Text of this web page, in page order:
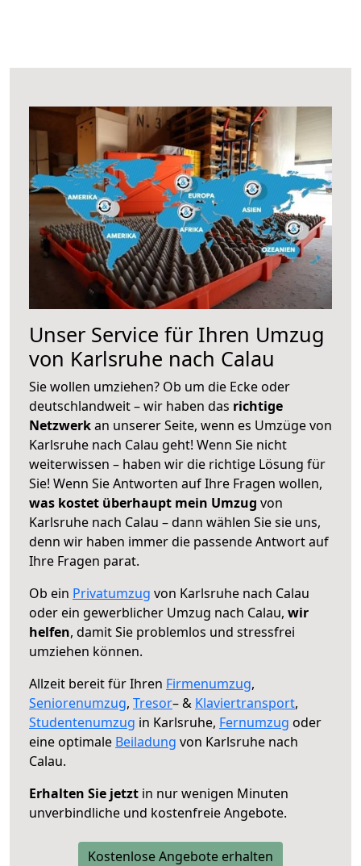
Unser Service für Ihren Umzug
von Karlsruhe nach Calau
Sie wollen umziehen? Ob um die Ecke oder
deutschlandweit – wir haben das richtige
Netzwerkan unserer Seite, wenn es Umzüge von
Karlsruhe nach Calau geht! Wenn Sie nicht
weiterwissen – haben wir die richtige Lösung für
Sie! Wenn Sie Antworten auf Ihre Fragen wollen,
was kostet überhaupt mein Umzug von
Karlsruhe nach Calau – dann wählen Sie sie uns,
denn wir haben immer die passende Antwort auf
Ihre Fragen parat.
Ob ein Privatumzug von Karlsruhe nach Calau
oder ein gewerblicher Umzug nach Calau, wir
helfen, damit Sie problemlos und stressfrei
umziehen können.
Allzeit bereit für Ihren Firmenumzug,
Seniorenumzug, Tresor– & Klaviertransport,
Studentenumzug in Karlsruhe, Fernumzug oder
eine optimale Beiladung von Karlsruhe nach
Calau.
Erhalten Sie jetzt in nur wenigen Minuten
unverbindliche und kostenfreie Angebote.
Kostenlose Angebote erhalten